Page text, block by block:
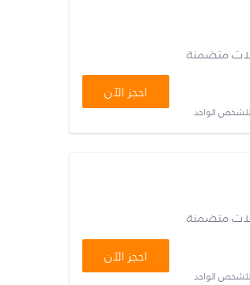
متضمنة
الواحد
احجز الآن
متضمنة
الواحد
احجز الآن